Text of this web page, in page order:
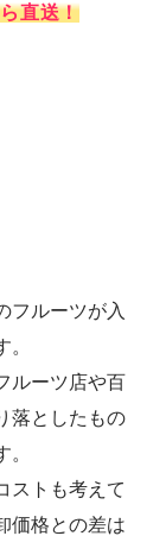
直送！
フルーツが入
ルーツ店や百
落としたもの
ストも考えて
価格との差は